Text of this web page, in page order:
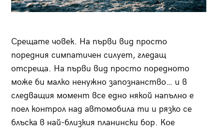
Срещате човек. На първи вид просто
поредния симпатичен силует, гледащ
отсреща. На първи вид просто поредното
може би малко ненужно запознанство… и в
следващия момент все едно някой напълно е
поел контрол над автомобила ти и рязко се
блъска в най-близкия планински бор. Кое